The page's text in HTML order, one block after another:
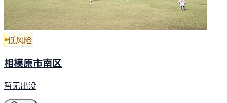
低风险
相模原市南区
暂无出没